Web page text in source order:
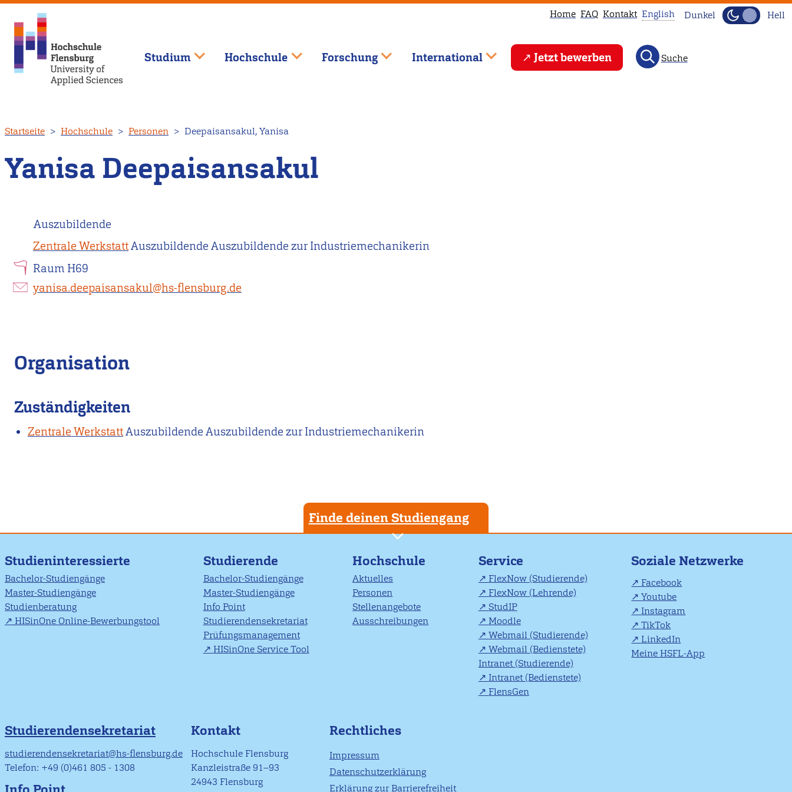
zum
Inhalt
Home FAQ Kontakt
This
page
English Dunkel Hell
Studium Hochschule Forschung International Jetzt bewerben Suche
Startseite Hochschule Personen Deepaisansakul, Yanisa
Yanisa Deepaisansakul
Auszubildende
Zentrale WerkstattAuszubildende Auszubildende zur Industriemechanikerin
Raum H69
yanisa.deepaisansakul@hs-flensburg.de
Organisation
Zuständigkeiten
Zentrale WerkstattAuszubildende Auszubildende zur Industriemechanikerin
Finde deinen Studiengang
Studieninteressierte
Bachelor-Studiengänge
Master-Studiengänge
Studienberatung
HISinOne Online-Bewerbungstool
Studierende
Bachelor-Studiengänge
Master-Studiengänge
Info Point
Studierendensekretariat
Prüfungsmanagement
HISinOne Service Tool
Hochschule
Aktuelles
Personen
Stellenangebote
Ausschreibungen
Service
FlexNow (Studierende)
FlexNow (Lehrende)
StudIP
Moodle
Webmail (Studierende)
Webmail (Bedienstete)
Intranet (Studierende)
Intranet (Bedienstete)
FlensGen
Soziale Netzwerke
Facebook
Youtube
Instagram
TikTok
LinkedIn
Meine HSFL-App
Studierendensekretariat
studierendensekretariat@hs-flensburg.de
Telefon: +49 (0)461 805 - 1308
Kontakt
Hochschule Flensburg
Kanzleistraße 91–93
24943 Flensburg
Rechtliches
Impressum
Datenschutzerklärung
Erklärung zur Barrierefreiheit